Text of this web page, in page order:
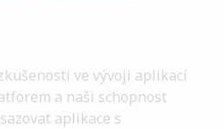
ve vývoji aplikací
a naši schopnost
aplikace s